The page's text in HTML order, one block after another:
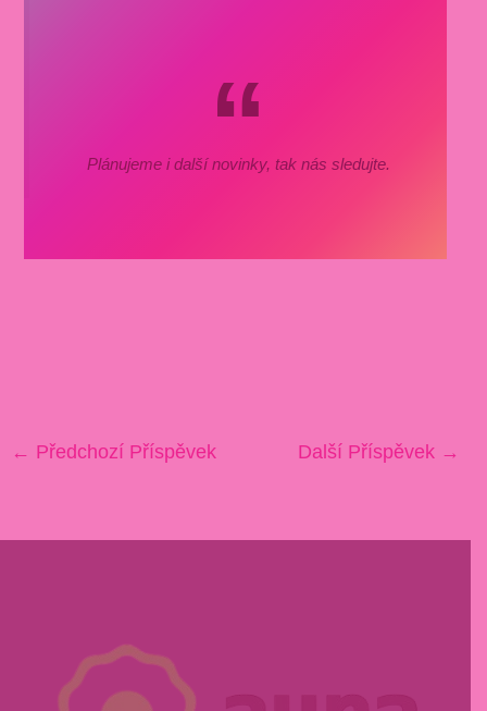
Plánujeme i další novinky, tak nás sledujte.
← Předchozí Příspěvek Další Příspěvek →